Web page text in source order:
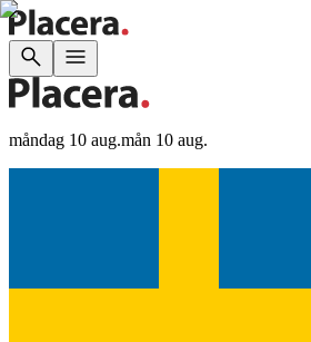
måndag 10 aug.mån 10 aug.